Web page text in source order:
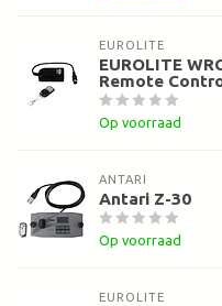
EUROLITE
EUROLITE
Remote
Op voorraad
ANTARI
Antari Z-30
Op voorraad
EUROLITE